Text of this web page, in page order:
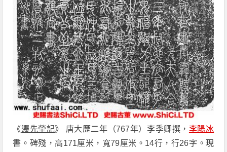
《遷先塋記》 唐大歷二年（767年）李季卿撰， 李陽冰
書。碑殘，高171厘米，寬79厘米。14行，行26字。現